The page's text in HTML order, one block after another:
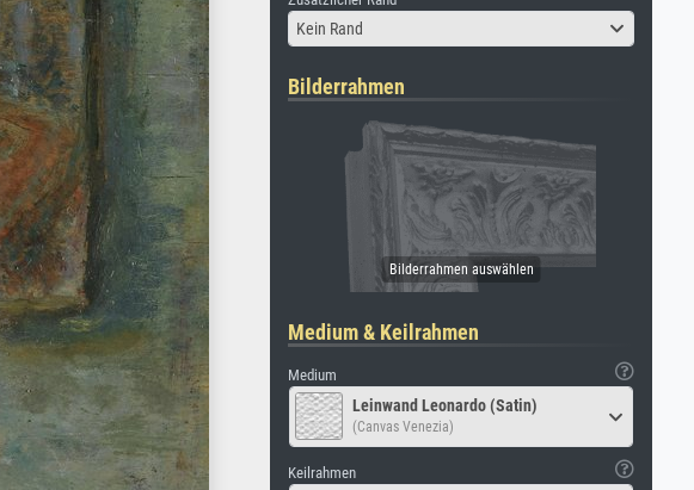
Kein Rand
Bilderrahmen
Medium & Keilrahmen
Medium
Leinwand Leonardo (Satin)
(Canvas Venezia)
Keilrahmen